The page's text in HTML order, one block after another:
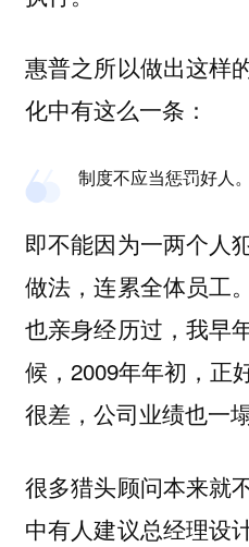
惠普之所以做出这样
化中有这么一条：
制度不应当惩罚好人。
即不能因为一两个人
做法，连累全体员工。
也亲身经历过，我早
候，2009年年初，正
很差，公司业绩也一塌
很多猎头顾问本来就
中有人建议总经理设